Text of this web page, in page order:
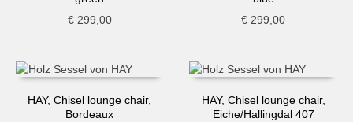
€299,00
€ 299,00
HAY, Chisel lounge chair,
Bordeaux
HAY, Chisel lounge chair,
Eiche/Hallingdal 407